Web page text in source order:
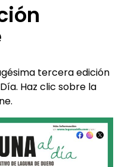
tercera edición
Haz clic sobre la